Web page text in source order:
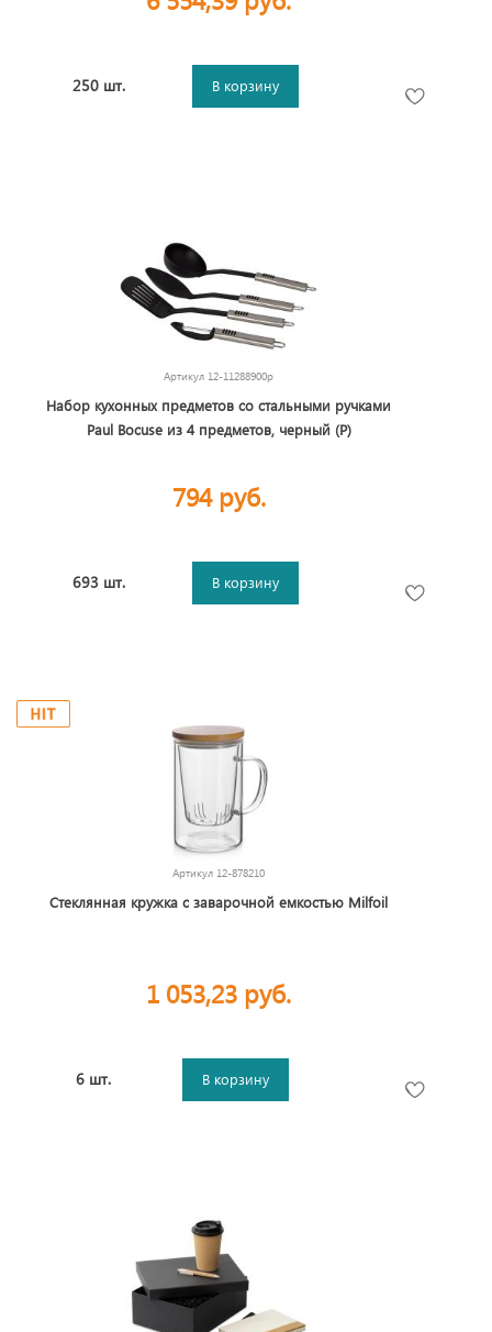
250 шт. В корзину
Артикул 12-11288900p
Набор кухонных предметов со стальными ручками
Paul Bocuse из 4 предметов, черный (Р)
794 руб.
693 шт. В корзину
Артикул 12-878210
Стеклянная кружка с заварочной емкостью Milfoil
1 053,23 руб.
6 шт. В корзину